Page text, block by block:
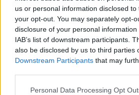
us or personal information disclosed
your opt-out. You may separately opt-
disclosure of your personal
IAB’s list of downstream participants.
also be disclosed by us to third parties
Downstream Participants that may
Personal Data Processing Opt
Bichir, odă baronului
patriot, şi-ar da viaţa...
Redacţia - marți, 4 decembrie 2018
ad